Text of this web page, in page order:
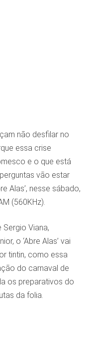
não desfilar no
essa crise
e o que está
vão estar
Alas’, nesse sábado,
(560KHz).
Viana,
o ‘Abre Alas’ vai
tintin, como essa
do carnaval de
os preparativos do
da folia.